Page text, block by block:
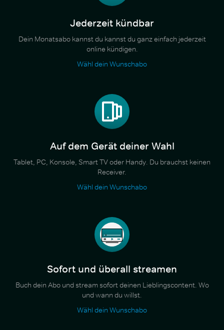
Jederzeit kündbar
Dein Monatsabo kannst du kannst du ganz einfach jederzeit
online kündigen.
Wähl dein Wunschabo
Auf dem Gerät deiner Wahl
Tablet, PC, Konsole, Smart TV oder Handy. Du brauchst keinen
Receiver.
Wähl dein Wunschabo
Sofort und überall streamen
Buch dein Abo und stream sofort deinen Lieblingscontent. Wo
und wann du willst.
Wähl dein Wunschabo